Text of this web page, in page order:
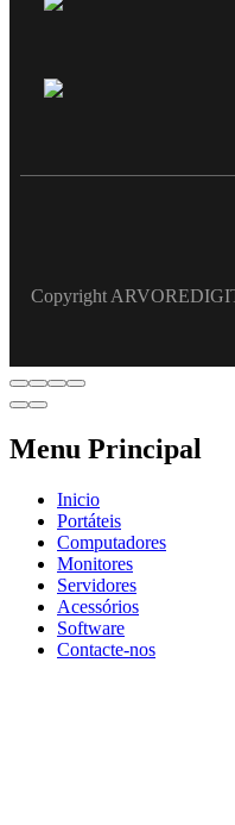
Copyright
Menu Principal
Inicio
Portáteis
Computadores
Monitores
Servidores
Acessórios
Software
Contacte-nos